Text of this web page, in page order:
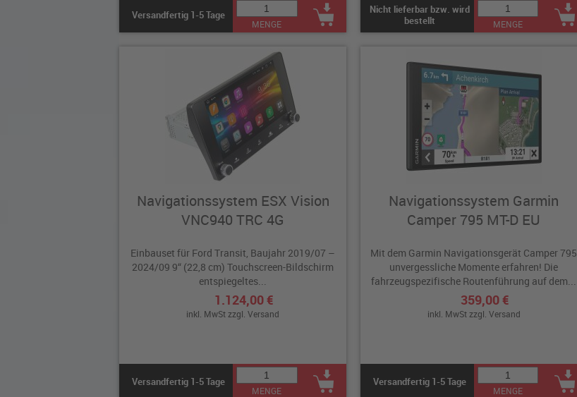
Versandfertig 1-5 Tage
MENGE
Nicht lieferbar bzw. wird
bestellt
MENGE
Navigationssystem ESX Vision
VNC940 TRC 4G
Einbauset für Ford Transit, Baujahr 2019/07 –
2024/09 9“ (22,8 cm) Touchscreen-Bildschirm
entspiegeltes...
1.124,00 €
inkl. MwSt zzgl.Versand
Versandfertig 1-5 Tage
MENGE
Navigationssystem Garmin
Camper 795 MT-D EU
Mit dem Garmin Navigationsgerät Camper 795
unvergessliche Momente erfahren! Die
fahrzeugspezifische Routenführung auf dem...
359,00 €
inkl. MwSt zzgl. Versand
Versandfertig 1-5 Tage
MENGE